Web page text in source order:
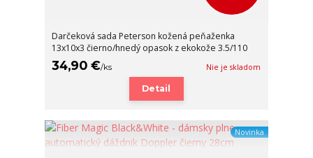
Darčeková sada Peterson kožená peňaženka
13x10x3 čierno/hnedý opasok z ekokože 3.5/110
34,90 €/ks Nie je skladom
Detail
Novinka